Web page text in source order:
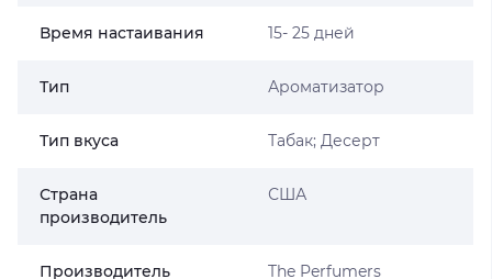
Время настаивания 15- 25 дней
Тип Ароматизатор
Тип вкуса Табак; Десерт
Страна
производитель
США
Производитель The Perfumers